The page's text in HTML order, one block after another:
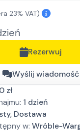
23% VAT)
Rezerwuj
Wyślij wiadomość
zł
1 dzień
Dostawa
w: Wróble-